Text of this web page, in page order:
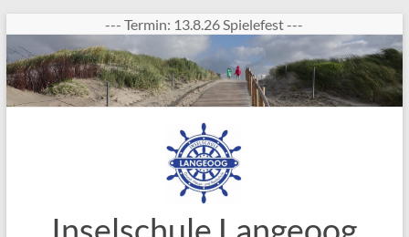
Inhalt
springen
--- Termin: 13.8.26 Spielefest ---